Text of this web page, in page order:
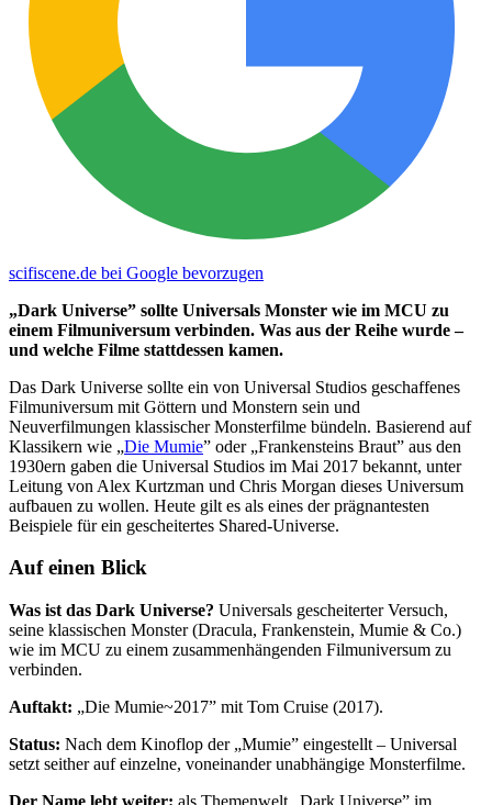
scifiscene.de bei Google bevorzugen
„Dark Universe” sollte Universals Monster wie im MCU zu
einem Filmuniversum verbinden. Was aus der Reihe wurde –
und welche Filme stattdessen kamen.
Das Dark Universe sollte ein von Universal Studios geschaffenes
Filmuniversum mit Göttern und Monstern sein und
Neuverfilmungen klassischer Monsterfilme bündeln. Basierend auf
Klassikern wie „Die Mumie” oder „Frankensteins Braut” aus den
1930ern gaben die Universal Studios im Mai 2017 bekannt, unter
Leitung von Alex Kurtzman und Chris Morgan dieses Universum
aufbauen zu wollen. Heute gilt es als eines der prägnantesten
Beispiele für ein gescheitertes Shared-Universe.
Auf einen Blick
Was ist das Dark Universe? Universals gescheiterter Versuch,
seine klassischen Monster (Dracula, Frankenstein, Mumie & Co.)
wie im MCU zu einem zusammenhängenden Filmuniversum zu
verbinden.
Auftakt: „Die Mumie~2017” mit Tom Cruise (2017).
Status: Nach dem Kinoflop der „Mumie” eingestellt – Universal
setzt seither auf einzelne, voneinander unabhängige Monsterfilme.
Der Name lebt weiter: als Themenwelt „Dark Universe” im